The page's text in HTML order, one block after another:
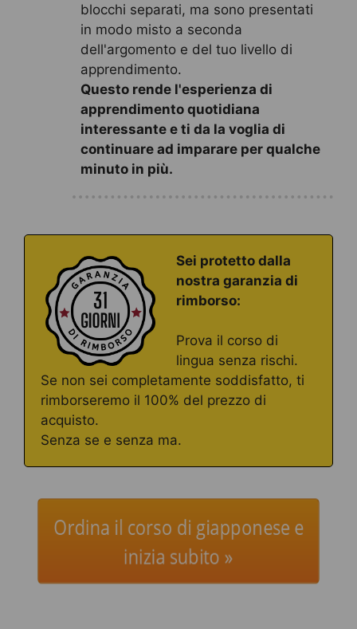
blocchi separati, ma sono presentati
in modo misto a seconda
dell'argomento e del tuo livello di
apprendimento.
Questo rende l'esperienza di
apprendimento quotidiana
interessante e ti da la voglia di
continuare ad imparare per qualche
minuto in più.
Sei protetto dalla
nostra garanzia di
rimborso:
Prova il corso di
lingua senza rischi.
Se non sei completamente soddisfatto, ti
rimborseremo il 100% del prezzo di
acquisto.
Senza se e senza ma.
Ordina il corso di giapponese e
inizia subito »